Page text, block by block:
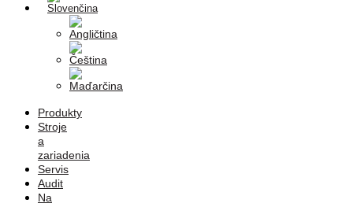
Produkty
Stroje
a
zariadenia
Servis
Audit
Na